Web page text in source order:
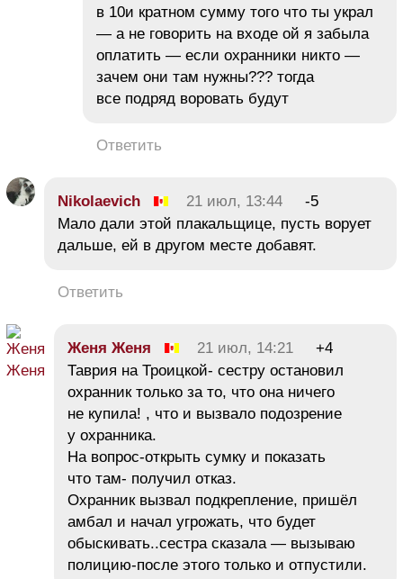
в 10и кратном сумму того что ты украл
— а не говорить на входе ой я забыла
оплатить — если охранники никто —
зачем они там нужны??? тогда
все подряд воровать будут
Ответить
Nikolaevich 21 июл, 13:44
-5
Мало дали этой плакальщице, пусть ворует
дальше, ей в другом месте добавят.
Ответить
Жeня Женя 21 июл, 14:21
+4
Таврия на Троицкой- сестру остановил
охранник только за то, что она ничего
не купила! , что и вызвало подозрение
у охранника.
На вопрос-открыть сумку и показать
что там- получил отказ.
Охранник вызвал подкрепление, пришёл
амбал и начал угрожать, что будет
обыскивать..сестра сказала — вызываю
полицию-после этого только и отпустили.